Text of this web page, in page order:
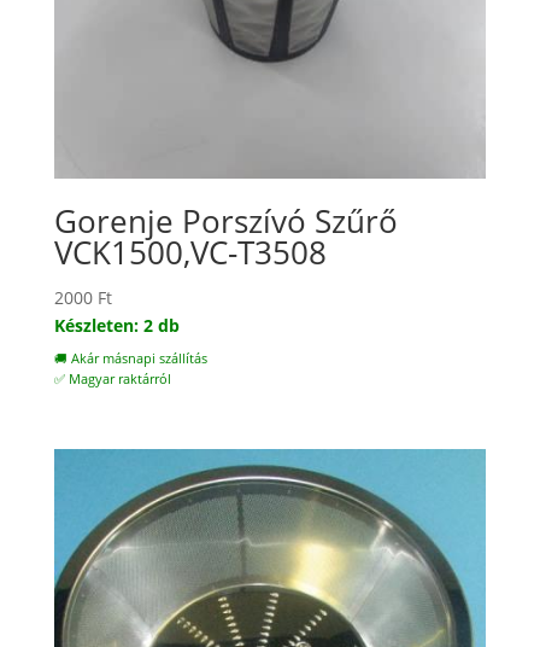
Gorenje Porszívó Szűrő
VCK1500,VC-T3508
2000 Ft
Készleten: 2 db
🚚 Akár másnapi szállítás
✅ Magyar raktárról